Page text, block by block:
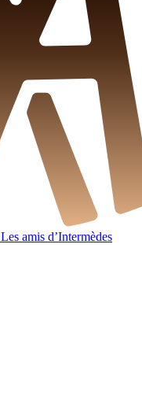
Les amis d’Intermèdes